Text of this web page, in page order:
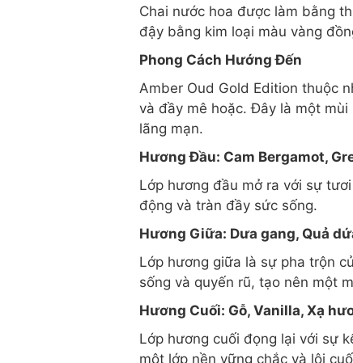
Chai nước hoa được làm bằng
đậy bằng kim loại màu vàng
Phong Cách Hướng Đến
Amber Oud Gold Edition thuộc
và đầy mê hoặc. Đây là một
lãng mạn.
Hương Đầu: Cam Bergamot,
Lớp hương đầu mở ra với sự
động và tràn đầy sức sống.
Hương Giữa: Dưa gang, Quả
Lớp hương giữa là sự pha trộn
sống và quyến rũ, tạo nên một
Hương Cuối: Gỗ, Vanilla, Xạ
Lớp hương cuối đọng lại với sự
một lớp nền vững chắc và lôi